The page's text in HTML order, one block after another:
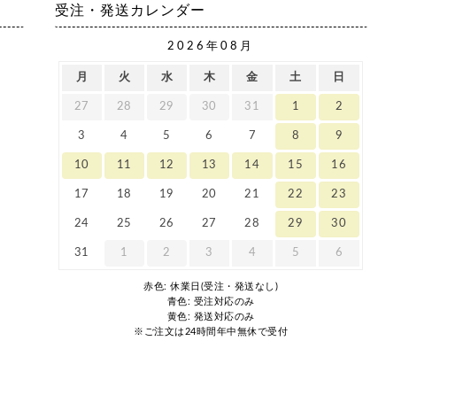
受注・発送カレンダー
2026年08月
月 火 水 木 金 土 日
27 28 29 30 31 1 2
3 4 5 6 7 8 9
10 11 12 13 14 15 16
17 18 19 20 21 22 23
24 25 26 27 28 29 30
31 1 2 3 4 5 6
赤色: 休業日(受注・発送なし)
青色: 受注対応のみ
黄色: 発送対応のみ
※ご注文は24時間年中無休で受付